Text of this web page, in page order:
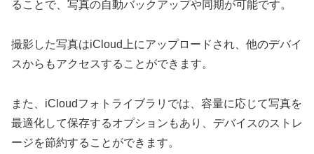
ることで、写真の自動バックアップや同期が可能です。
撮影した写真はiCloud上にアップロードされ、他のデバイ
スからもアクセスすることができます。
また、iCloudフォトライブラリでは、容量に応じて写真を
最適化して保存するオプションもあり、デバイスのストレ
ージを節約することができます。